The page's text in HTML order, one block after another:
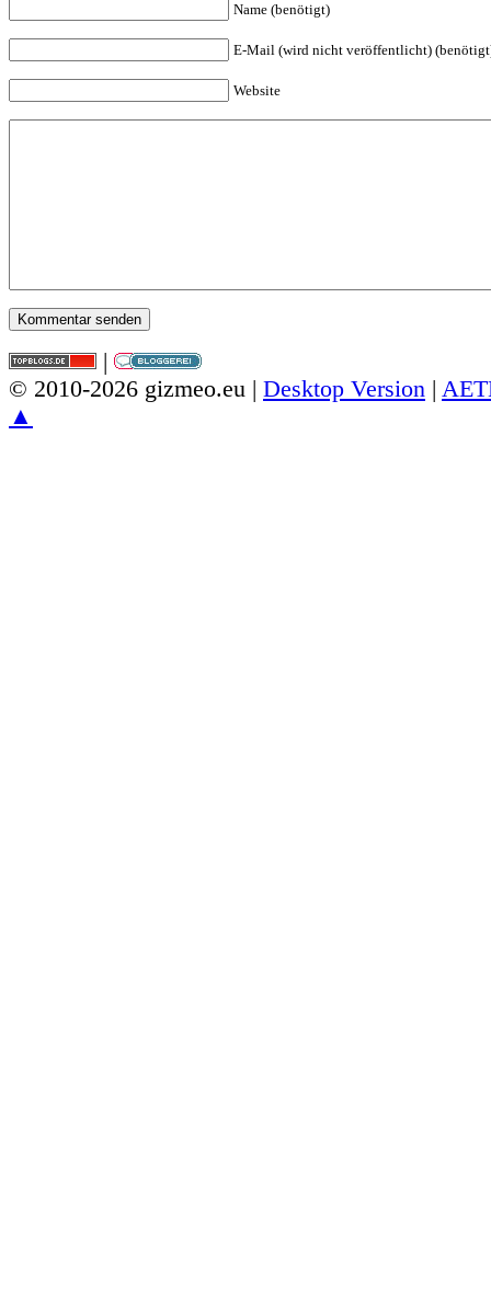
Name (benötigt)
E-Mail (wird nicht veröffentlicht)
Website
|
© 2010-2026 gizmeo.eu | Desktop Version |
▲